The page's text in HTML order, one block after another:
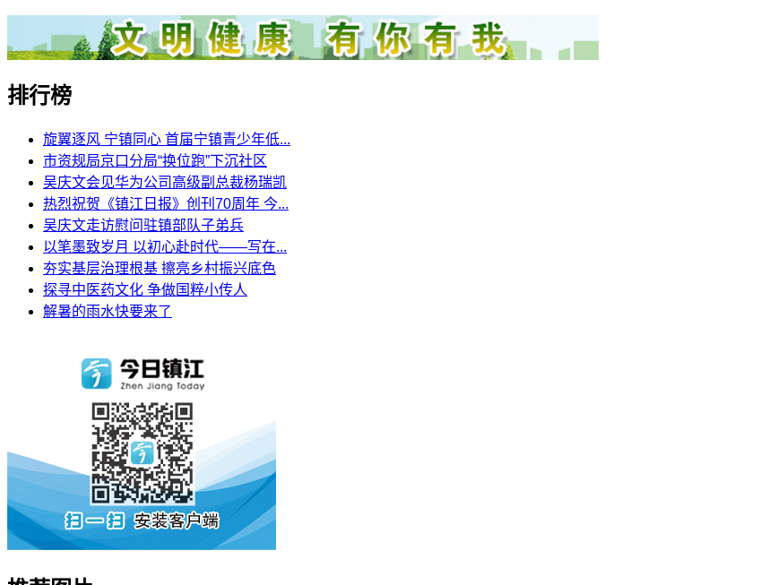
排行榜
旋翼逐风 宁镇同心 首届宁镇青少年低...
市资规局京口分局“换位跑”下沉社区
吴庆文会见华为公司高级副总裁杨瑞凯
热烈祝贺《镇江日报》创刊70周年 今...
吴庆文走访慰问驻镇部队子弟兵
以笔墨致岁月 以初心赴时代——写在...
夯实基层治理根基 擦亮乡村振兴底色
探寻中医药文化 争做国粹小传人
解暑的雨水快要来了